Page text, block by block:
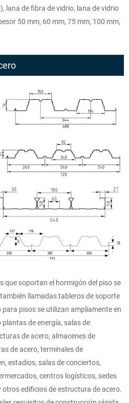
lana de fibra de vidrio, lana de vidrio
50 mm, 60 mm, 75 mm, 100 mm,
que soportan el hormigón del piso se
llamadas tableros de soporte
pisos se utilizan ampliamente en
de energía, salas de
de acero, almacenes de
de acero, terminales de
estadios, salas de conciertos,
centros logísticos, sedes
edificios de estructura de acero.